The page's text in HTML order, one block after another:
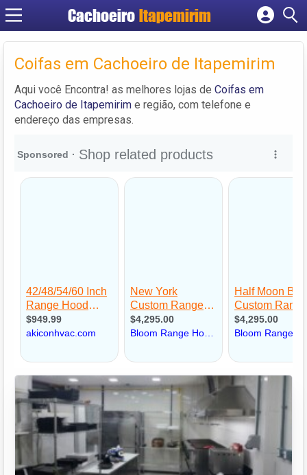
Cachoeiro Itapemirim
Cadastrar empresa
Criar conta
Coifas em Cachoeiro de Itapemirim
Aqui você Encontra! as melhores lojas de Coifas em
Cachoeiro de Itapemirim e região, com telefone e
endereço das empresas.